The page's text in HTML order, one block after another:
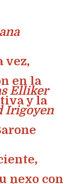
vez,
en la
Elliker
y la
Irigoyen
nexo con